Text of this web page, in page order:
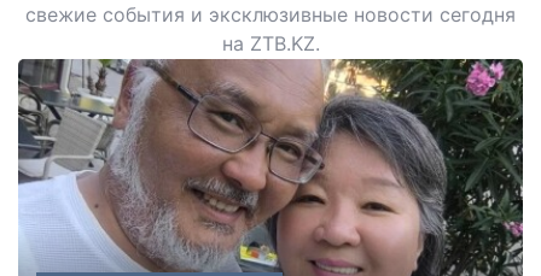
свежие события и эксклюзивные новости сегодня
на ZTB.KZ.